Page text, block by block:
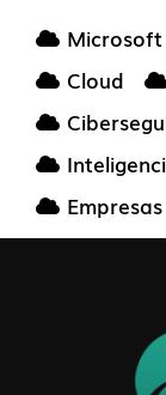
Microsoft
Cloud
Empresas